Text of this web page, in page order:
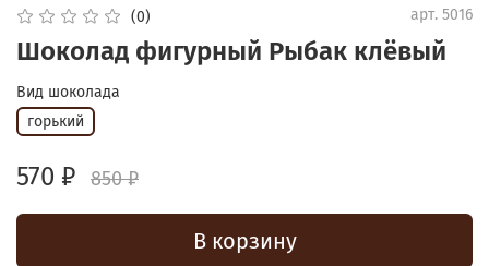
(0) арт. 5016
Шоколад фигурный Рыбак клёвый
Вид шоколада
горький
570 ₽ 850 ₽
В корзину